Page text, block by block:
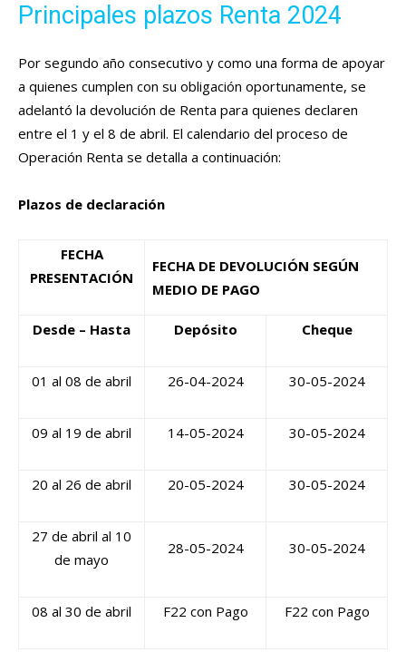
Principales plazos Renta 2024
Por segundo año consecutivo y como una forma de apoyar
a quienes cumplen con su obligación oportunamente, se
adelantó la devolución de Renta para quienes declaren
entre el 1 y el 8 de abril. El calendario del proceso de
Operación Renta se detalla a continuación:
Plazos de declaración
FECHA
PRESENTACIÓN
FECHA DE DEVOLUCIÓN SEGÚN
MEDIO DE PAGO
Desde – Hasta Depósito Cheque
01 al 08 de abril 26-04-2024 30-05-2024
09 al 19 de abril 14-05-2024 30-05-2024
20 al 26 de abril 20-05-2024 30-05-2024
27 de abril al 10
de mayo
28-05-2024 30-05-2024
08 al 30 de abril F22 con Pago F22 con Pago